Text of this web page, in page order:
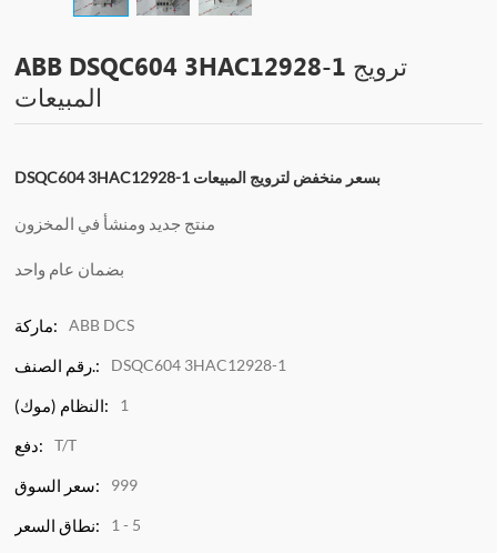
ABB DSQC604 3HAC12928-1 ترويج
المبيعات
DSQC604 3HAC12928-1 بسعر منخفض لترويج المبيعات
منتج جديد ومنشأ في المخزون
بضمان عام واحد
ماركة: ABB DCS
رقم الصنف.: DSQC604 3HAC12928-1
النظام (موك): 1
دفع: T/T
سعر السوق: 999
نطاق السعر: 1 - 5